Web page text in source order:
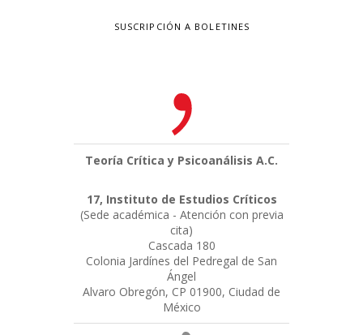
SUSCRIPCIÓN A BOLETINES
Teoría Crítica y Psicoanálisis A.C.
17, Instituto de Estudios Críticos
(Sede académica - Atención con previa
cita)
Cascada 180
Colonia Jardínes del Pedregal de San
Ángel
Alvaro Obregón, CP 01900, Ciudad de
México